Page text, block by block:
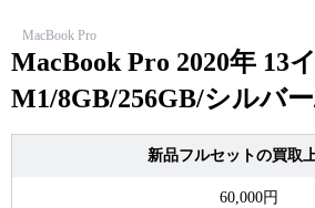
MacBook Pro
MacBook Pro 2020年 13
M1/8GB/256GB/シルバ
新品フルセットの買取
60,000円